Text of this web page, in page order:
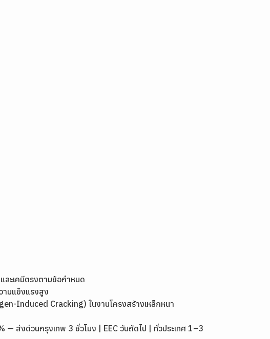
ะเคมีตรงตามข้อกำหนด
มแข็งแรงสูง
Induced Cracking) ในงานโครงสร้างเหล็กหนา
— ส่งด่วนกรุงเทพ 3 ชั่วโมง | EEC วันถัดไป | ทั่วประเทศ 1–3